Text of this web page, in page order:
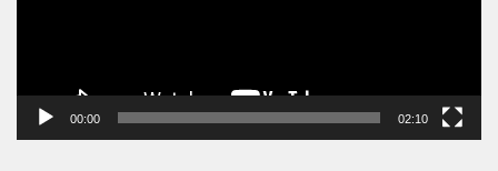
00:00 02:10